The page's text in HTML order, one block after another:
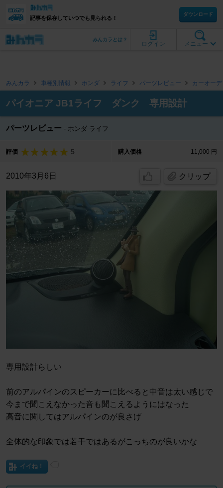
記事を保存していつでも見られる！
ダウンロード
メニュー
ログイン
みんカラとは？
みんカラ 車種別情報 ホンダ ライフ パーツレビュー カーオー
パイオニア JB1ライフ ダンク 専用設計
パーツレビュー ホンダ ライフ
評価 5 購入価格 11,000 円
2010年3月6日 クリップ
専用設計らしい
前のアルパインのスピーカーに比べると中音は太い感じで
今まで聞こえなかった音も聞こえるようにはなった
高音に関してはアルパインのが良さげ
全体的な印象では若干ではあるがこっちのが良いかな
イイね！